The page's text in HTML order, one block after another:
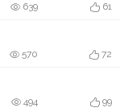
61
639
72
570
99
494